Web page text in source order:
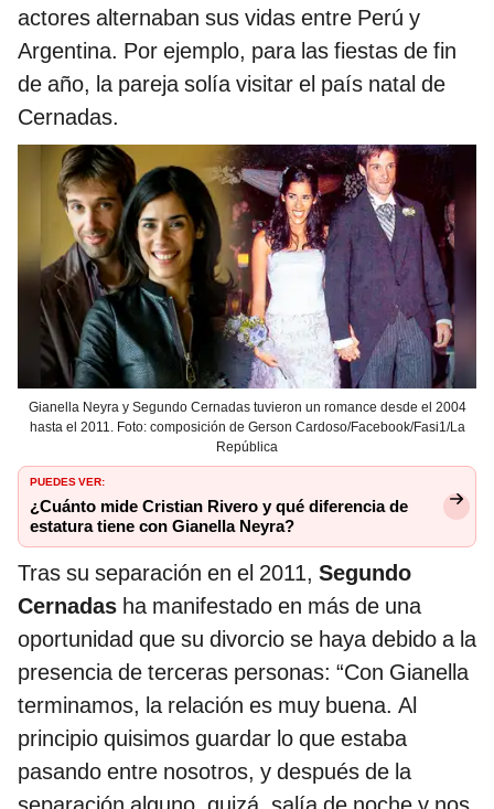
actores alternaban sus vidas entre Perú y
Argentina. Por ejemplo, para las fiestas de fin
de año, la pareja solía visitar el país natal de
Cernadas.
Gianella Neyra y Segundo Cernadas tuvieron un romance desde el 2004
hasta el 2011. Foto: composición de Gerson Cardoso/Facebook/Fasi1/La
República
PUEDES VER:
¿Cuánto mide Cristian Rivero y qué diferencia de
estatura tiene con Gianella Neyra?
Tras su separación en el 2011, Segundo
Cernadas ha manifestado en más de una
oportunidad que su divorcio se haya debido a la
presencia de terceras personas: “Con Gianella
terminamos, la relación es muy buena. Al
principio quisimos guardar lo que estaba
pasando entre nosotros, y después de la